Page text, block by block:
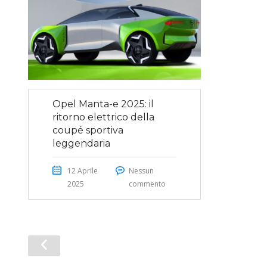
Opel Manta-e 2025: il
ritorno elettrico della
coupé sportiva
leggendaria
12 Aprile
2025
Nessun
commento